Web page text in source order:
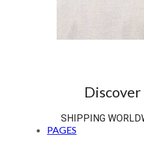
SHIPPING
PAGES